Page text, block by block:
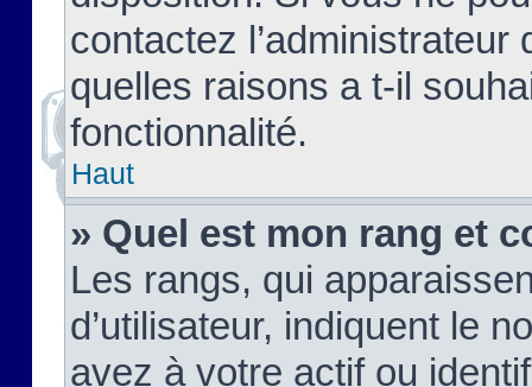
contactez
quelles raisons a t-il
fonctionnalité.
Haut
» Quel est mon rang et
Les rangs, qui
d’utilisateur, indiquent le
avez à votre actif ou